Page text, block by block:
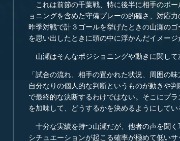
これは前節の千葉戦、特に後半に相手のボ
ョニングを含めた守備プレーの的確さ、対応
昨季対戦で計３ゴールを挙げたときの山瀬の
を思い出したときに頭の中に浮かんだイメージ
山瀬はそんなポジショニングや動きに関して
「試合の流れ、相手の置かれた状況、周囲の
自分なりの個人的な判断というものが動きや
で最終的な決断するわけではない。そこにプ
を加味して、どうするかを決めるようにしてい
十分な実績を持つ山瀬だが、他者の声を聞
シチュエーションが起こる確率が極めて低い